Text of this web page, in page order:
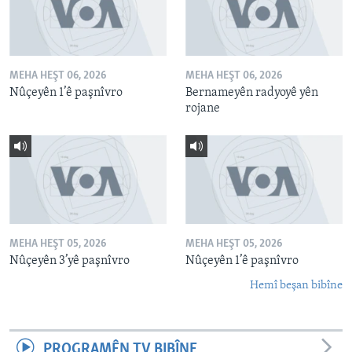
MEHA HEŞT 06, 2026
Nûçeyên 1’ê paşnîvro
MEHA HEŞT 06, 2026
Bernameyên radyoyê yên
rojane
MEHA HEŞT 05, 2026
Nûçeyên 3’yê paşnîvro
MEHA HEŞT 05, 2026
Nûçeyên 1’ê paşnîvro
Hemî beşan bibîne